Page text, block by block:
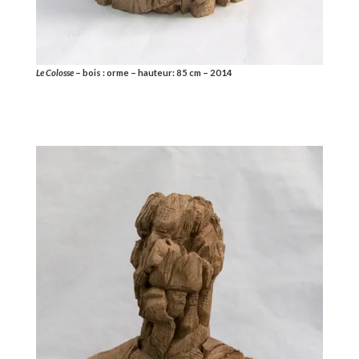
Le Colosse – bois : orme – hauteur: 85 cm – 2014